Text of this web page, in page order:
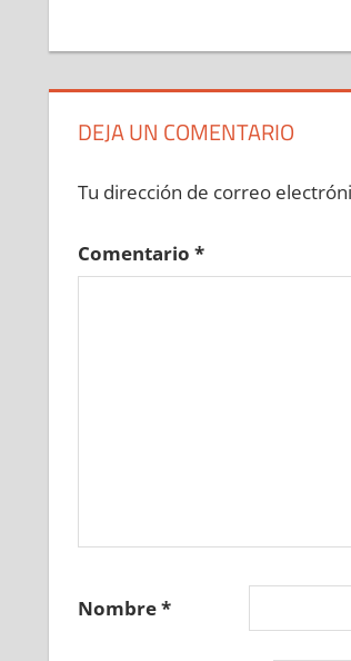
DEJA UN COMENTARIO
Tu dirección de correo
Comentario *
Nombre*